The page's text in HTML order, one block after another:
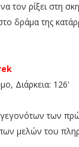
τον ρίξει στη
δράμα της
Διάρκεια: 126'
γεγονότων των
μελών του